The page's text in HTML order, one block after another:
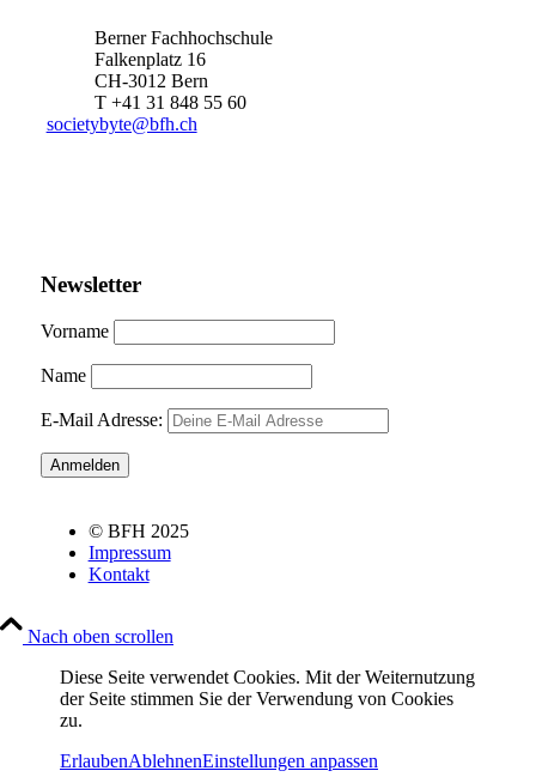
Berner Fachhochschule
Falkenplatz 16
CH-3012 Bern
T +41 31 848 55 60
societybyte@bfh.ch
Newsletter
Vorname
Name
E-Mail Adresse:
© BFH 2025
Impressum
Kontakt
Nach oben scrollen
Diese Seite verwendet Cookies. Mit der Weiternutzung
der Seite stimmen Sie der Verwendung von Cookies
zu.
ErlaubenAblehnenEinstellungen anpassen